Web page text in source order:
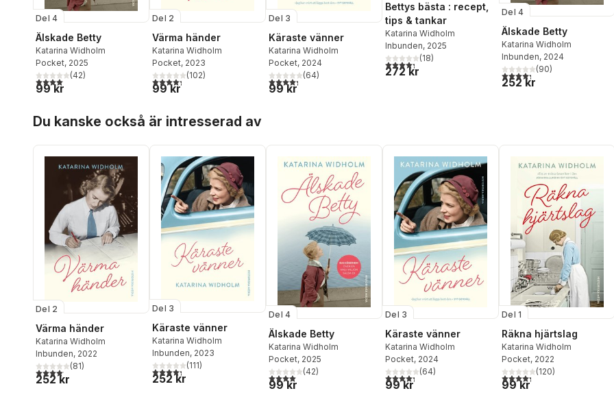
Del 4
Älskade Betty
Katarina Widholm
Pocket, 2025
4,0utav 5 stjärnor. Totalt antal röster:
(42)
99 kr
Del 2
Värma händer
Katarina Widholm
Pocket, 2023
4,3utav 5 stjärnor. Totalt antal röster:
(102)
99 kr
Del 3
Käraste vänner
Katarina Widholm
Pocket, 2024
4,3utav 5 stjärnor. Totalt antal röster:
(64)
99 kr
Bettys bästa : recept,
tips & tankar
Katarina Widholm
Inbunden, 2025
4,3utav 5 stjärnor. Totalt antal röster:
(18)
272 kr
Del 4
Älskade Betty
Katarina Widholm
Inbunden, 2024
4,3utav 5 stjärnor. Totalt
(90)
252 kr
Du kanske också är intresserad av
Del 2
Värma händer
Katarina Widholm
Inbunden, 2022
4,1utav 5 stjärnor. Totalt antal röster:
(81)
252 kr
Del 3
Käraste vänner
Katarina Widholm
Inbunden, 2023
4,3utav 5 stjärnor. Totalt antal röster:
(111)
252 kr
Del 4
Älskade Betty
Katarina Widholm
Pocket, 2025
4,0utav 5 stjärnor. Totalt antal röster:
(42)
99 kr
Del 3
Käraste vänner
Katarina Widholm
Pocket, 2024
4,3utav 5 stjärnor. Totalt antal röster:
(64)
99 kr
Del 1
Räkna hjärtslag
Katarina Widholm
Pocket, 2022
4,3utav 5 stjärnor. Totalt
(120)
99 kr